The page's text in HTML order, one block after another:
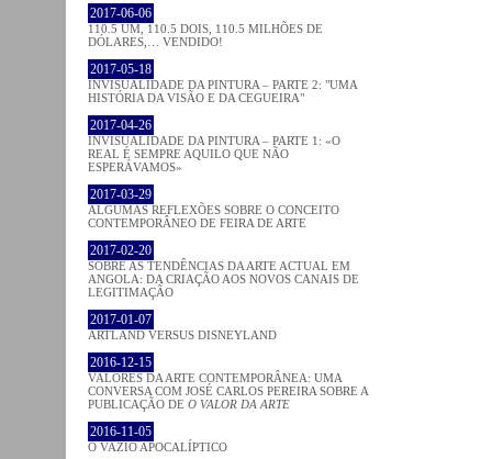
2017-06-06
110.5 UM, 110.5 DOIS, 110.5 MILHÕES DE
DÓLARES,… VENDIDO!
2017-05-18
INVISUALIDADE DA PINTURA – PARTE 2: "UMA
HISTÓRIA DA VISÃO E DA CEGUEIRA"
2017-04-26
INVISUALIDADE DA PINTURA – PARTE 1: «O
REAL É SEMPRE AQUILO QUE NÃO
ESPERÁVAMOS»
2017-03-29
ALGUMAS REFLEXÕES SOBRE O CONCEITO
CONTEMPORÂNEO DE FEIRA DE ARTE
2017-02-20
SOBRE AS TENDÊNCIAS DA ARTE ACTUAL EM
ANGOLA: DA CRIAÇÃO AOS NOVOS CANAIS DE
LEGITIMAÇÃO
2017-01-07
ARTLAND VERSUS DISNEYLAND
2016-12-15
VALORES DA ARTE CONTEMPORÂNEA: UMA
CONVERSA COM JOSÉ CARLOS PEREIRA SOBRE A
PUBLICAÇÃO DE O VALOR DA ARTE
2016-11-05
O VAZIO APOCALÍPTICO